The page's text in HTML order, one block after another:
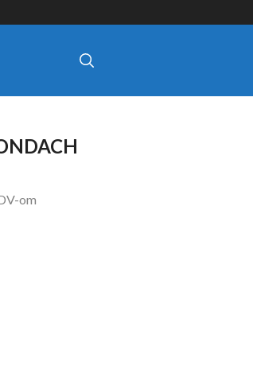
om